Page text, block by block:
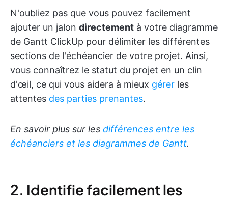
N'oubliez pas que vous pouvez facilement
ajouter un jalon directement à votre diagramme
de Gantt ClickUp pour délimiter les différentes
sections de l'échéancier de votre projet. Ainsi,
vous connaîtrez le statut du projet en un clin
d'œil, ce qui vous aidera à mieux gérer les
attentes des parties prenantes.
En savoir plus sur les différences entre les
échéanciers et les diagrammes de Gantt.
2. Identifie facilement les